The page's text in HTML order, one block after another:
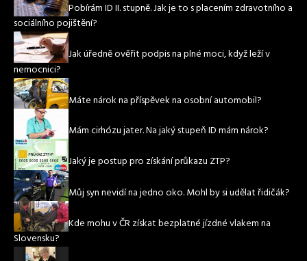
Pobírám ID II. stupně. Jak je to s placením zdravotního a
sociálního pojištění?
Jak úředně ověřit podpis na plné moci, když leží v
nemocnici?
Máte nárok na příspěvek na osobní automobil?
Mám cirhózu jater. Na jaký stupeň ID mám nárok?
Jaký je postup pro získání průkazu ZTP?
Můj syn nevidí na jedno oko. Mohl by si udělat řidičák?
Kde mohu v ČR získat bezplatné jízdné vlakem na
Slovensku?